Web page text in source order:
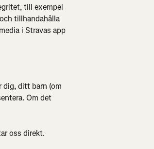
till exempel
tillhandahålla
i Stravas app
dig, ditt barn (om
Om det
oss direkt.